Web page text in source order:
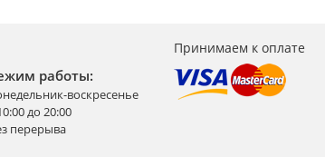
работы:
воскресенье
до 20:00
перерыва
Принимаем к оплате